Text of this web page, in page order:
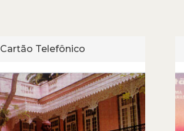
Cartão Telefônico